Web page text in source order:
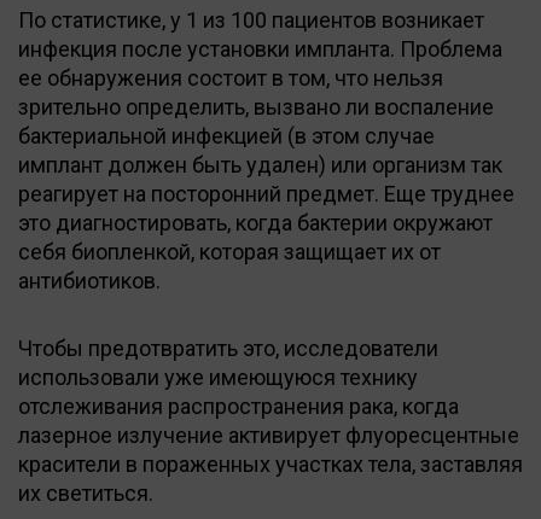
По статистике, у 1 из 100 пациентов возникает
инфекция после установки импланта. Проблема
ее обнаружения состоит в том, что нельзя
зрительно определить, вызвано ли воспаление
бактериальной инфекцией (в этом случае
имплант должен быть удален) или организм так
реагирует на посторонний предмет. Еще труднее
это диагностировать, когда бактерии окружают
себя биопленкой, которая защищает их от
антибиотиков.
Чтобы предотвратить это, исследователи
использовали уже имеющуюся технику
отслеживания распространения рака, когда
лазерное излучение активирует флуоресцентные
красители в пораженных участках тела, заставляя
их светиться.